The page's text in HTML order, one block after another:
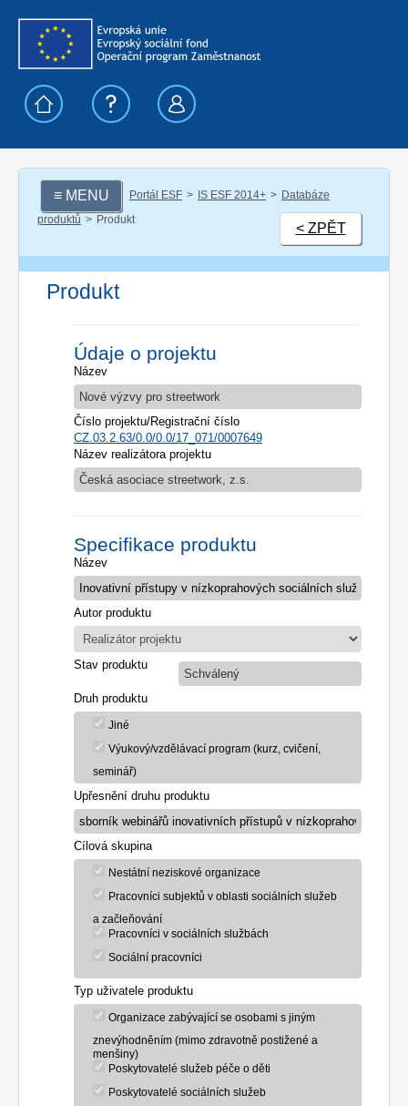
≡ MENU Portál ESF IS ESF 2014+
Databáze
produktů
Produkt
< ZPĚT
Produkt
Údaje o projektu
Název
Nové výzvy pro streetwork
Číslo projektu/Registrační číslo
CZ.03.2.63/0.0/0.0/17_071/0007649
Název realizátora projektu
Česká asociace streetwork, z.s.
Specifikace produktu
Název
Autor produktu
Stav produktu
Schválený
Druh produktu
Jiné
Výukový/vzdělávací program (kurz, cvičení,
seminář)
Upřesnění druhu produktu
Cílová skupina
Nestátní neziskové organizace
Pracovníci subjektů v oblasti sociálních služeb
a začleňování
Pracovníci v sociálních službách
Sociální pracovníci
Typ uživatele produktu
Organizace zabývající se osobami s jiným
znevýhodněním (mimo zdravotně postižené a
menšiny)
Poskytovatelé služeb péče o děti
Poskytovatelé sociálních služeb